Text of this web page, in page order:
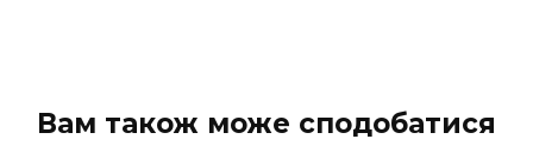
Вам також може сподобатися